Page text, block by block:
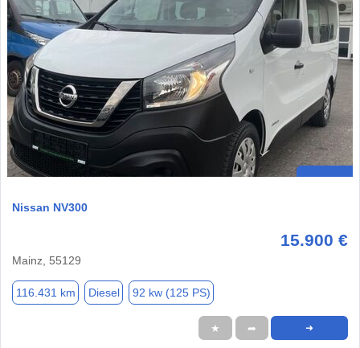
Nissan NV300
15.900 €
Mainz, 55129
116.431 km Diesel 92 kw (125 PS)
★ ➦ ➜